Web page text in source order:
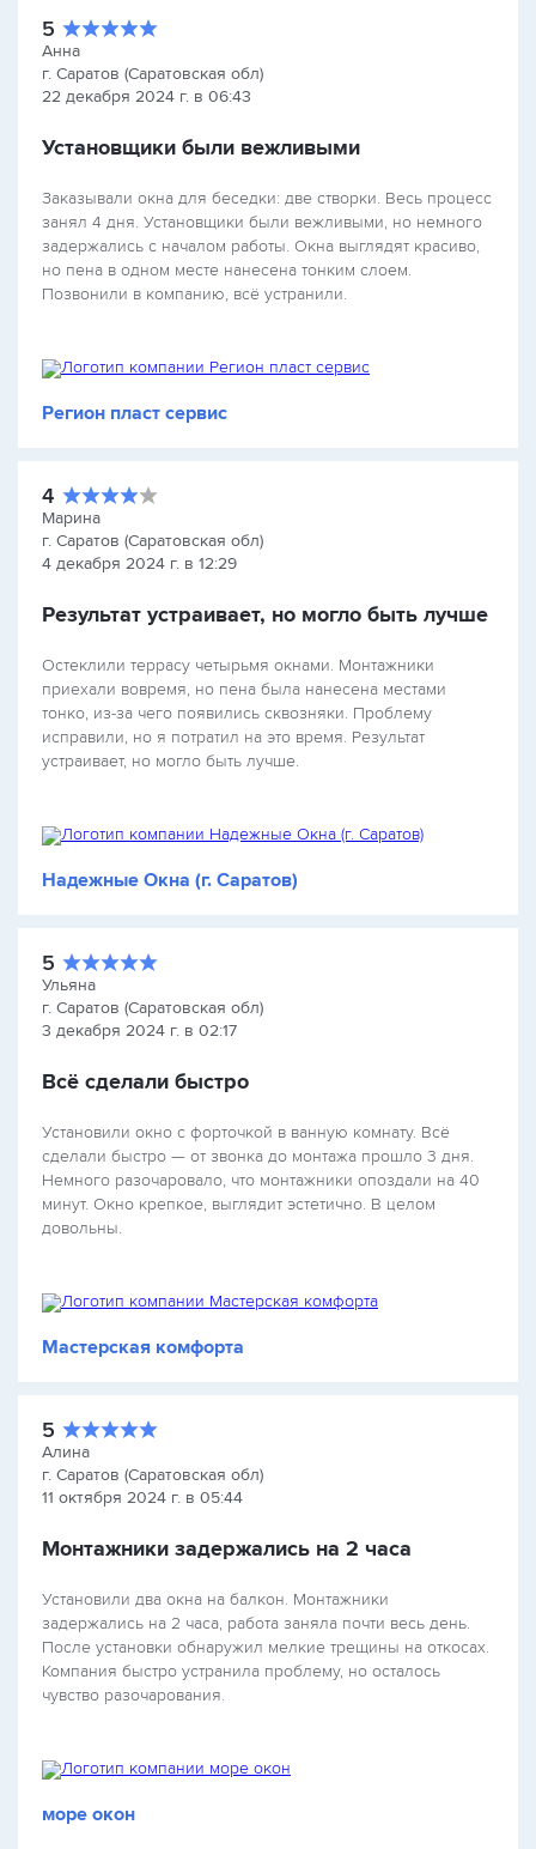
5
Анна
г. Саратов (Саратовская обл)
22 декабря 2024 г. в 06:43
Установщики были вежливыми
Заказывали окна для беседки: две створки. Весь процесс
занял 4 дня. Установщики были вежливыми, но немного
задержались с началом работы. Окна выглядят красиво,
но пена в одном месте нанесена тонким слоем.
Позвонили в компанию, всё устранили.
Регион пласт сервис
4
Марина
г. Саратов (Саратовская обл)
4 декабря 2024 г. в 12:29
Результат устраивает, но могло быть лучше
Остеклили террасу четырьмя окнами. Монтажники
приехали вовремя, но пена была нанесена местами
тонко, из-за чего появились сквозняки. Проблему
исправили, но я потратил на это время. Результат
устраивает, но могло быть лучше.
Надежные Окна (г. Саратов)
5
Ульяна
г. Саратов (Саратовская обл)
3 декабря 2024 г. в 02:17
Всё сделали быстро
Установили окно с форточкой в ванную комнату. Всё
сделали быстро — от звонка до монтажа прошло 3 дня.
Немного разочаровало, что монтажники опоздали на 40
минут. Окно крепкое, выглядит эстетично. В целом
довольны.
Мастерская комфорта
5
Алина
г. Саратов (Саратовская обл)
11 октября 2024 г. в 05:44
Монтажники задержались на 2 часа
Установили два окна на балкон. Монтажники
задержались на 2 часа, работа заняла почти весь день.
После установки обнаружил мелкие трещины на откосах.
Компания быстро устранила проблему, но осталось
чувство разочарования.
море окон